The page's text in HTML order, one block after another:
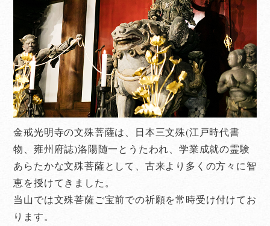
金戒光明寺の文殊菩薩は、日本三文殊(江戸時代書
物、雍州府誌)洛陽随一とうたわれ、学業成就の霊験
あらたかな文殊菩薩として、古来より多くの方々に智
恵を授けてきました。
当山では文殊菩薩ご宝前での祈願を常時受け付けてお
ります。